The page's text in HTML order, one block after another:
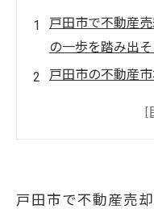
戸田市で不動産
の一歩を踏み出そ
戸田市の不動産
を避けてスムー
戸田市で不動産売